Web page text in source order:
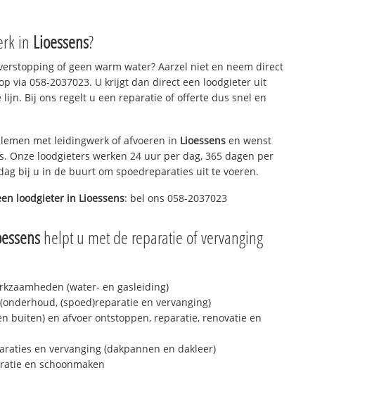
in Lioessens?
of geen warm water? Aarzel niet en neem direct
via 058-2037023. U krijgt dan direct een loodgieter uit
lijn. Bij ons regelt u een reparatie of offerte dus snel en
met leidingwerk of afvoeren in Lioessens en wenst
Onze loodgieters werken 24 uur per dag, 365 dagen per
bij u in de buurt om spoedreparaties uit te voeren.
loodgieter in Lioessens: bel ons 058-2037023
helpt u met de reparatie of vervanging
(water- en gasleiding)
(spoed)reparatie en vervanging)
buiten) en afvoer ontstoppen, reparatie, renovatie en
en vervanging (dakpannen en dakleer)
en schoonmaken